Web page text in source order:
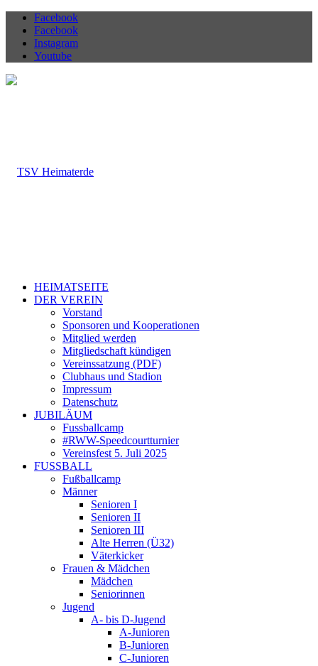
Facebook
Facebook
Instagram
Youtube
HEIMATSEITE
DER VEREIN
Vorstand
Sponsoren und Kooperationen
Mitglied werden
Mitgliedschaft kündigen
Vereinssatzung (PDF)
Clubhaus und Stadion
Impressum
Datenschutz
JUBILÄUM
Fussballcamp
#RWW-Speedcourtturnier
Vereinsfest 5. Juli 2025
FUSSBALL
Fußballcamp
Männer
Senioren I
Senioren II
Senioren III
Alte Herren (Ü32)
Väterkicker
Frauen & Mädchen
Mädchen
Seniorinnen
Jugend
A- bis D-Jugend
A-Junioren
B-Junioren
C-Junioren